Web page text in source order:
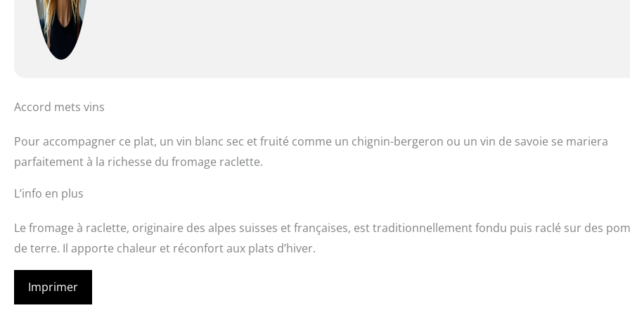
Accord mets vins
Pour accompagner ce plat, un vin blanc sec et fruité comme un chignin-bergeron ou un vin de savoie se mariera
parfaitement à la richesse du fromage raclette.
L’info en plus
Le fromage à raclette, originaire des alpes suisses et françaises, est traditionnellement fondu puis raclé sur des
de terre. Il apporte chaleur et réconfort aux plats d’hiver.
Imprimer